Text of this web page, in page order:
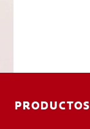
PRODUCTOS